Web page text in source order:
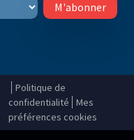
M'abonner
Politique de
confidentialité
Mes
préférences cookies